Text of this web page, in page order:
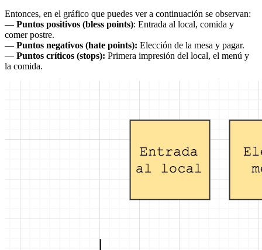
Entonces, en el gráfico que puedes ver a continuación se observan:
— Puntos positivos (bless points): Entrada al local, comida y
comer postre.
— Puntos negativos (hate points): Elección de la mesa y pagar.
— Puntos críticos (stops): Primera impresión del local, el menú y
la comida.